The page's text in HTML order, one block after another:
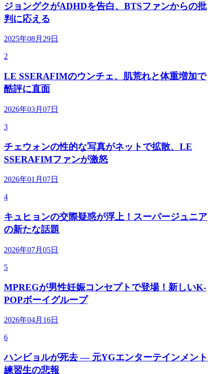
ジョングクがADHDを告白、BTSファンからの批
判に応える
2025年08月29日
2
LE SSERAFIMのウンチェ、肌荒れと体重増加で
酷評に直面
2026年03月07日
3
チェウォンの性的な写真がネットで拡散、LE
SSERAFIMファンが激怒
2026年01月07日
4
キュヒョンの交際疑惑が浮上！スーパージュニア
の新たな話題
2026年07月05日
5
MPREGが男性妊娠コンセプトで登場！新しいK-
POPボーイグループ
2026年04月16日
6
ハンビョルが死去 — 元YGエンターテインメント
練習生の悲報